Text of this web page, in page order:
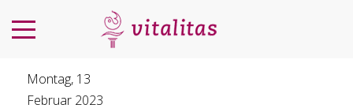
Montag, 13
Februar 2023